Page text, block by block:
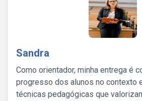
Sandra
Como orientador, minha entrega é
progresso dos alunos no contexto
técnicas pedagógicas que